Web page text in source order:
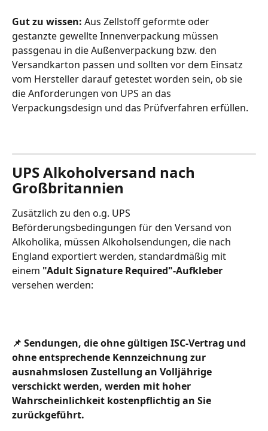
Gut zu wissen: Aus Zellstoff geformte oder
gestanzte gewellte Innenverpackung müssen
passgenau in die Außenverpackung bzw. den
Versandkarton passen und sollten vor dem Einsatz
vom Hersteller darauf getestet worden sein, ob sie
die Anforderungen von UPS an das
Verpackungsdesign und das Prüfverfahren erfüllen.
UPS Alkoholversand nach
Großbritannien
Zusätzlich zu den o.g. UPS
Beförderungsbedingungen für den Versand von
Alkoholika, müssen Alkoholsendungen, die nach
England exportiert werden, standardmäßig mit
einem "Adult Signature Required"-Aufkleber
versehen werden:
📌 Sendungen, die ohne gültigen ISC-Vertrag und
ohne entsprechende Kennzeichnung zur
ausnahmslosen Zustellung an Volljährige
verschickt werden, werden mit hoher
Wahrscheinlichkeit kostenpflichtig an Sie
zurückgeführt.